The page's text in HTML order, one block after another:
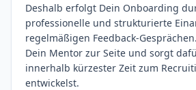
Deshalb erfolgt Dein Onboarding
professionelle und strukturierte
regelmäßigen Feedback-
Dein Mentor zur Seite und sorgt
innerhalb kürzester Zeit zum
entwickelst.